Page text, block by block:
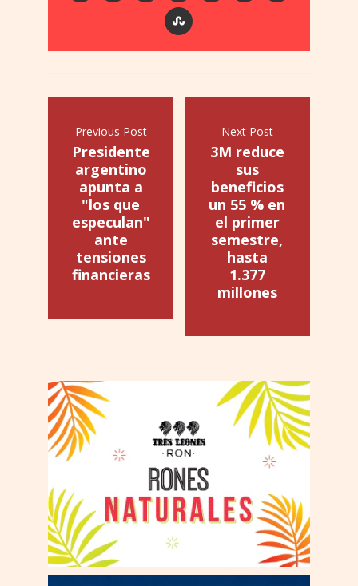
Previous Post
Presidente
argentino
apunta a
"los que
especulan"
ante
tensiones
financieras
Next Post
3M reduce
sus
beneficios
un 55 % en
el primer
semestre,
hasta
1.377
millones